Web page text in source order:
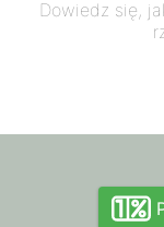
Dowiedz się,